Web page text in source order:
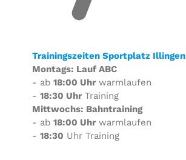
Trainingszeiten Sportplatz Illingen
Montags: Lauf ABC
- ab 18:00 Uhrwarmlaufen
- 18:30 UhrTraining
Mittwochs: Bahntraining
- ab 18:00 Uhrwarmlaufen
- 18:30 Uhr Training